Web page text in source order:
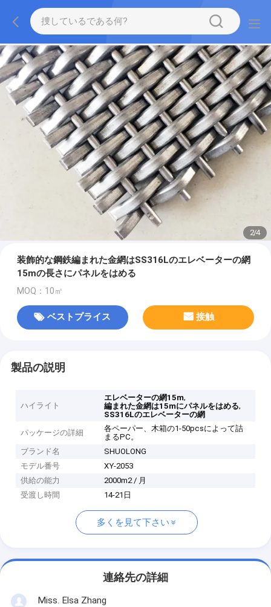
2/4
装飾的な鋼鉄編まれた金網はSS316Lのエレベーターの網
15mの長さにパネルをはめる
MOQ：10㎡
ベストプライス 接触
製品の説明
ハイライト
エレベーターの網15m,
編まれた金網は15mにパネルをはめる,
SS316Lのエレベーターの網
パッケージの詳細
各ペーパー、木箱の1-50pcsによって詰
まるPC。
ブランド名
SHUOLONG
モデル番号
XY-2053
供給の能力
2000m2 / 月
受渡し時間
14-21日
多くを見て下さい
連絡先の詳細
Miss. Elsa Zhang